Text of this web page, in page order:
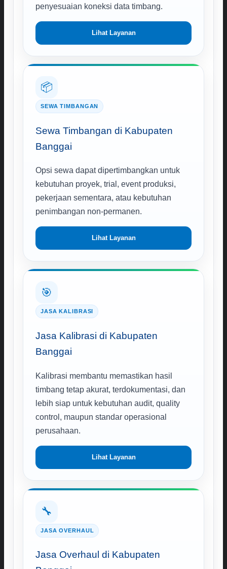
penyesuaian koneksi data timbang.
Lihat Layanan
📦
SEWA TIMBANGAN
Sewa Timbangan di Kabupaten
Banggai
Opsi sewa dapat dipertimbangkan untuk
kebutuhan proyek, trial, event produksi,
pekerjaan sementara, atau kebutuhan
penimbangan non-permanen.
Lihat Layanan
🎯
JASA KALIBRASI
Jasa Kalibrasi di Kabupaten
Banggai
Kalibrasi membantu memastikan hasil
timbang tetap akurat, terdokumentasi, dan
lebih siap untuk kebutuhan audit, quality
control, maupun standar operasional
perusahaan.
Lihat Layanan
🔧
JASA OVERHAUL
Jasa Overhaul di Kabupaten